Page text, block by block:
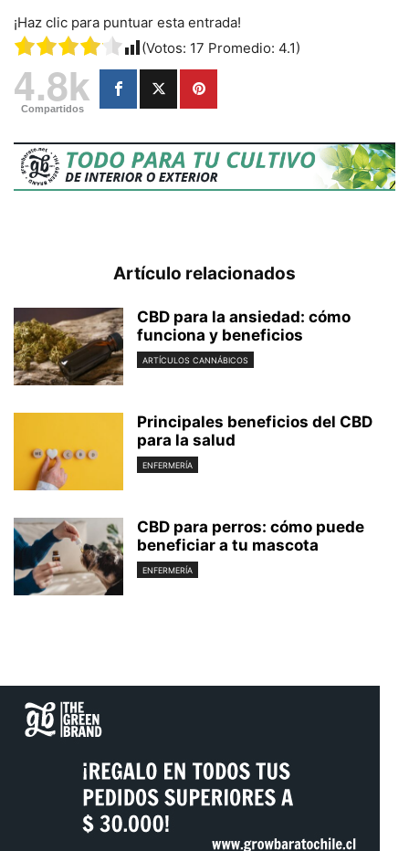
¡Haz clic para puntuar esta entrada!
(Votos: 17 Promedio: 4.1)
4.8k
Compartidos
Artículo relacionados
CBD para la ansiedad: cómo
funciona y beneficios
ARTÍCULOS CANNÁBICOS
Principales beneficios del CBD
para la salud
ENFERMERÍA
CBD para perros: cómo puede
beneficiar a tu mascota
ENFERMERÍA